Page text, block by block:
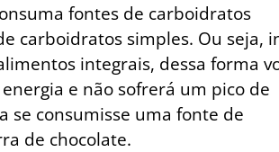
fontes de carboidratos
carboidratos simples. Ou seja,
integrais, dessa forma
e não sofrerá um pico de
se consumisse uma fonte de
de chocolate.